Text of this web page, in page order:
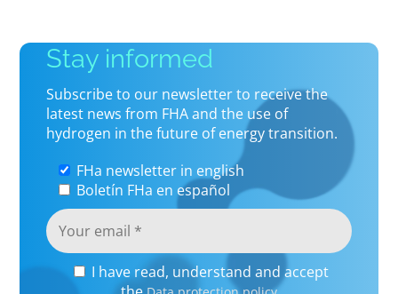
Stay informed
Subscribe to our newsletter to receive the
latest news from FHA and the use of
hydrogen in the future of energy transition.
FHa newsletter in english
Boletín FHa en español
I have read, understand and accept